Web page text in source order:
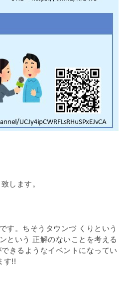
します。
す。ちそうタウンづ くりという
という 正解のないことを考える
きるようなイベントになってい
す!!